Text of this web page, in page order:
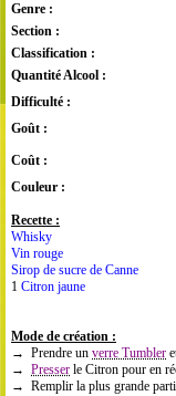
Genre :
Section :
Classification :
Quantité Alcool :
Difficulté :
Goût :
Coût :
Couleur :
Recette :
Whisky
Vin rouge
Sirop de sucre de Canne
1 Citron jaune
Mode de création :
→ Prendre un verre Tumbler
→ Presser le Citron pour en
→ Remplir la plus grande